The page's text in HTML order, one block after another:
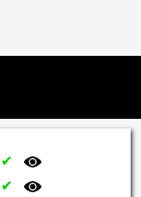
✔
✔